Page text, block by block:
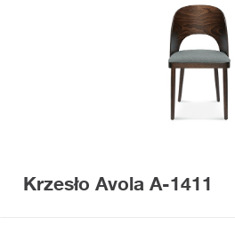
Krzesło Avola A-1411